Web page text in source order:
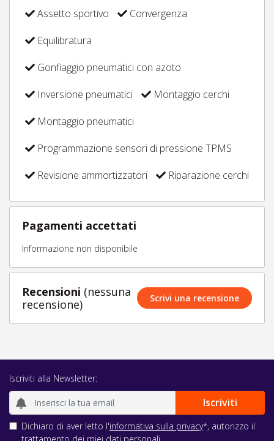
Assetto sportivo
Convergenza
Equilibratura
Gonfiaggio pneumatici con azoto
Inversione pneumatici
Montaggio cerchi
Montaggio pneumatici
Programmazione sensori di pressione TPMS
Revisione ammortizzatori
Riparazione cerchi
Pagamenti accettati
Informazione non disponibile
Recensioni (nessuna
recensione)
Scrivi una recensione
Iscriviti alla Newsletter:
Dichiaro di aver letto l'informativa sulla privacy*, autorizzo il
trattamento dei miei dati personali.